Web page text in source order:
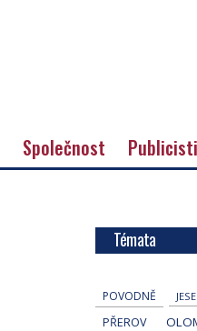
Společnost
Témata
POVODNĚ
PŘEROV